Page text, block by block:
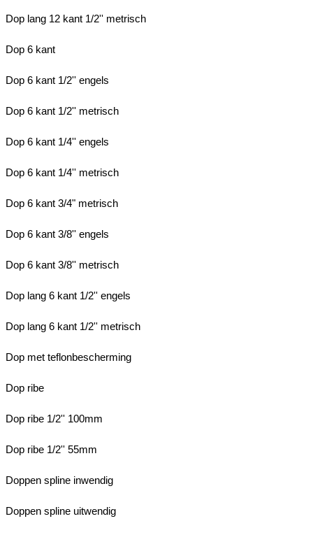
Dop lang 12 kant 1/2'' metrisch
Dop 6 kant
Dop 6 kant 1/2'' engels
Dop 6 kant 1/2'' metrisch
Dop 6 kant 1/4'' engels
Dop 6 kant 1/4'' metrisch
Dop 6 kant 3/4" metrisch
Dop 6 kant 3/8'' engels
Dop 6 kant 3/8'' metrisch
Dop lang 6 kant 1/2'' engels
Dop lang 6 kant 1/2'' metrisch
Dop met teflonbescherming
Dop ribe
Dop ribe 1/2'' 100mm
Dop ribe 1/2'' 55mm
Doppen spline inwendig
Doppen spline uitwendig